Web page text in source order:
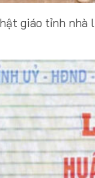
giáo tỉnh